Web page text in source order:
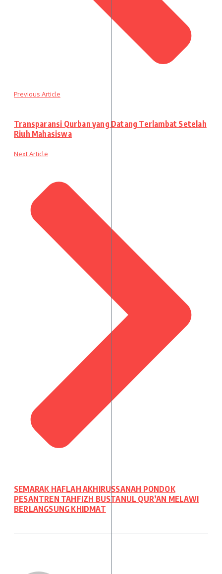
Previous Article
Transparansi Qurban yang Datang Terlambat Setelah
Riuh Mahasiswa
Next Article
SEMARAK HAFLAH AKHIRUSSANAH PONDOK
PESANTREN TAHFIZH BUSTANUL QUR’AN MELAWI
BERLANGSUNG KHIDMAT